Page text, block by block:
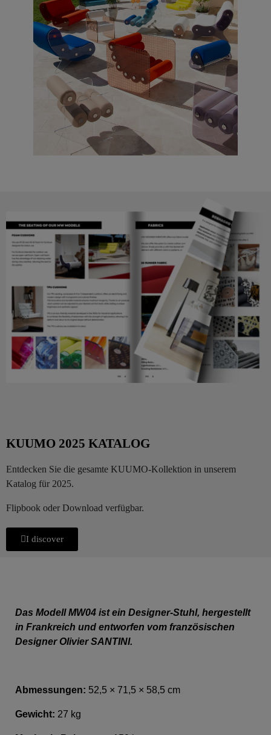
KUUMO 2025 KATALOG
Entdecken Sie die gesamte KUUMO-Kollektion in unserem
Katalog für 2025.
Flipbook oder Download verfügbar.
I discover
Das Modell MW04 ist ein Designer-Stuhl, hergestellt
in Frankreich und entworfen vom französischen
Designer Olivier SANTINI.
Abmessungen: 52,5 × 71,5 × 58,5 cm
Gewicht: 27 kg